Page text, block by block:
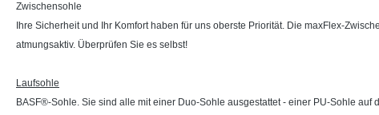
Zwischensohle
Ihre Sicherheit und Ihr Komfort haben für uns oberste Priorität. Die maxFlex-
atmungsaktiv. Überprüfen Sie es selbst!
Laufsohle
BASF®-Sohle. Sie sind alle mit einer Duo-Sohle ausgestattet - einer PU-Sohle